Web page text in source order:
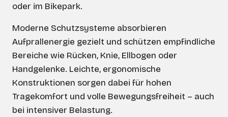
oder im Bikepark.
Moderne Schutzsysteme absorbieren
Aufprallenergie gezielt und schützen empfindliche
Bereiche wie Rücken, Knie, Ellbogen oder
Handgelenke. Leichte, ergonomische
Konstruktionen sorgen dabei für hohen
Tragekomfort und volle Bewegungsfreiheit – auch
bei intensiver Belastung.